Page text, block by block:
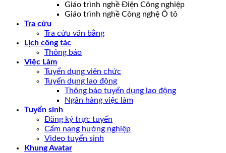
Giáo trình nghề Điện Công nghiệp
Giáo trình nghề Công nghệ Ô tô
Tra cứu
Tra cứu văn bằng
Lịch công tác
Thông báo
Việc Làm
Tuyển dụng viên chức
Tuyển dụng lao động
Thông báo tuyển dụng lao động
Ngân hàng việc làm
Tuyển sinh
Đăng ký trực tuyến
Cẩm nang hướng nghiệp
Video tuyển sinh
Khung Avatar